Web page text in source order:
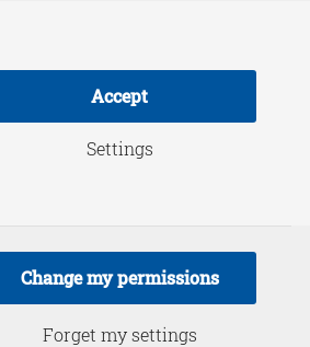
Accept
Settings
Change my permissions
Forget my settings